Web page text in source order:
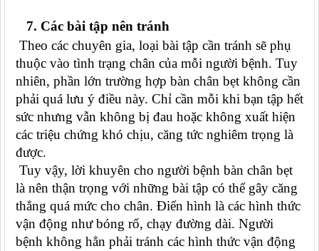
7. Các bài tập nên tránh
Theo các chuyên gia, loại bài tập cần tránh sẽ phụ
thuộc vào tình trạng chân của mỗi người bệnh. Tuy
nhiên, phần lớn trường hợp bàn chân bẹt không cần
phải quá lưu ý điều này. Chỉ cần mỗi khi bạn tập hết
sức nhưng vẫn không bị đau hoặc không xuất hiện
các triệu chứng khó chịu, căng tức nghiêm trọng là
được.
Tuy vậy, lời khuyên cho người bệnh bàn chân bẹt
là nên thận trọng với những bài tập có thể gây căng
thẳng quá mức cho chân. Điển hình là các hình thức
vận động như bóng rổ, chạy đường dài. Người
bệnh không hẳn phải tránh các hình thức vận động